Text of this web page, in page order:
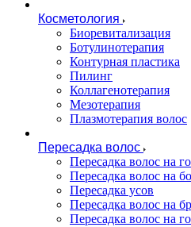
Косметология
Биоревитализация
Ботулинотерапия
Контурная пластика
Пилинг
Коллагенотерапия
Мезотерапия
Плазмотерапия волос
Пересадка волос
Пересадка волос на
Пересадка волос на
Пересадка усов
Пересадка волос на
Пересадка волос на